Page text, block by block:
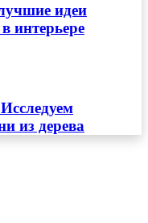
идеи
интерьере
из дерева